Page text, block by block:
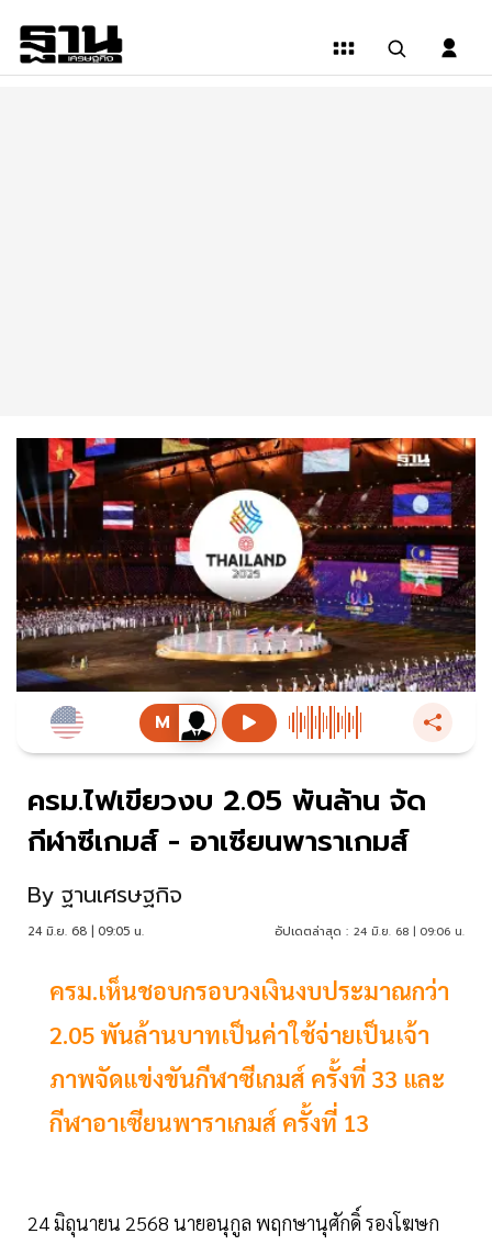
ครม.ไฟเขียวงบ 2.05 พันล้าน จัด
กีฬาซีเกมส์ - อาเซียนพาราเกมส์
By ฐานเศรษฐกิจ
24 มิ.ย. 68 | 09:05 น. อัปเดตล่าสุด : 24 มิ.ย. 68 | 09:06 น.
ครม.เห็นชอบกรอบวงเงินงบประมาณกว่า
2.05 พันล้านบาทเป็นค่าใช้จ่ายเป็นเจ้า
ภาพจัดแข่งขันกีฬาซีเกมส์ ครั้งที่ 33 และ
กีฬาอาเซียนพาราเกมส์ ครั้งที่ 13
24 มิถุนายน 2568 นายอนุกูล พฤกษานุศักดิ์ รองโฆษก